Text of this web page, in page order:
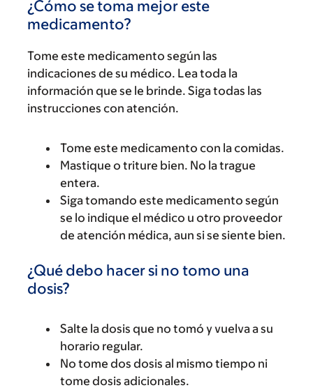
¿Cómo se toma mejor este
medicamento?
Tome este medicamento según las
indicaciones de su médico. Lea toda la
información que se le brinde. Siga todas las
instrucciones con atención.
Tome este medicamento con la comidas.
Mastique o triture bien. No la trague
entera.
Siga tomando este medicamento según
se lo indique el médico u otro proveedor
de atención médica, aun si se siente bien.
¿Qué debo hacer si no tomo una
dosis?
Salte la dosis que no tomó y vuelva a su
horario regular.
No tome dos dosis al mismo tiempo ni
tome dosis adicionales.